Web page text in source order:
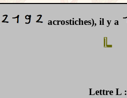
acrostiches), il y a
Lettre L :